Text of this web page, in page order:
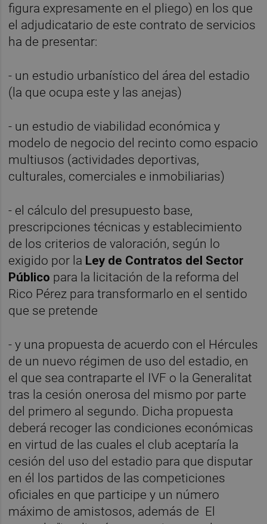
figura expresamente en el pliego) en los que
el adjudicatario de este contrato de servicios
ha de presentar:
- un estudio urbanístico del área del estadio
(la que ocupa este y las anejas)
- un estudio de viabilidad económica y
modelo de negocio del recinto como espacio
multiusos (actividades deportivas,
culturales, comerciales e inmobiliarias)
- el cálculo del presupuesto base,
prescripciones técnicas y establecimiento
de los criterios de valoración, según lo
exigido por la Ley de Contratos del Sector
Público para la licitación de la reforma del
Rico Pérez para transformarlo en el sentido
que se pretende
- y una propuesta de acuerdo con el Hércules
de un nuevo régimen de uso del estadio, en
el que sea contraparte el IVF o la Generalitat
tras la cesión onerosa del mismo por parte
del primero al segundo. Dicha propuesta
deberá recoger las condiciones económicas
en virtud de las cuales el club aceptaría la
cesión del uso del estadio para que disputar
en él los partidos de las competiciones
oficiales en que participe y un número
máximo de amistosos, además de El